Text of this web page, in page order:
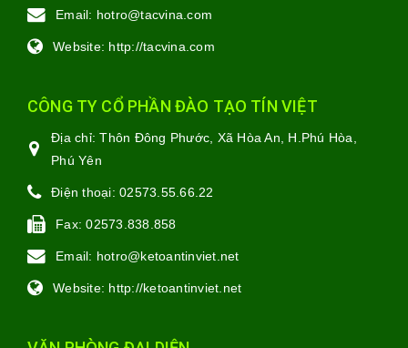
Email: hotro@tacvina.com
Website: http://tacvina.com
CÔNG TY CỔ PHẦN ĐÀO TẠO TÍN VIỆT
Địa chỉ:Thôn Đông Phước, Xã Hòa An, H.Phú Hòa,
Phú Yên
Điện thoại: 02573.55.66.22
Fax:02573.838.858
Email: hotro@ketoantinviet.net
Website: http://ketoantinviet.net